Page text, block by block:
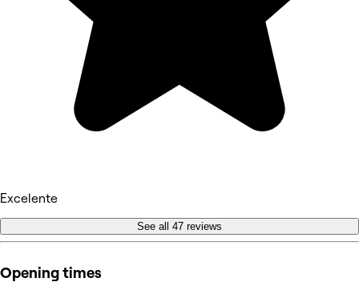
Excelente
See all 47 reviews
Opening times